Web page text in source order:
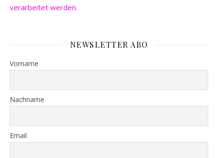
verarbeitet werden.
NEWSLETTER ABO
Vorname
Nachname
Email